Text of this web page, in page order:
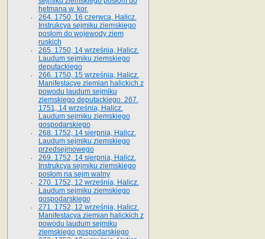
hetmana w. kor.
264. 1750, 16 czerwca, Halicz.
Instrukcya sejmiku ziemskiego
posłom do wojewody ziem
ruskich
265. 1750, 14 września, Halicz.
Laudum sejmiku ziemskiego
deputackiego
266. 1750, 15 września, Halicz.
Manifestacye ziemian halickich z
powodu laudum sejmiku
ziemskiego deputackiego. 267.
1751, 14 września, Halicz.
Laudum sejmiku ziemskiego
gospodarskiego
268. 1752, 14 sierpnia, Halicz.
Laudum sejmiku ziemskiego
przedsejmowego
269. 1752, 14 sierpnia, Halicz.
Instrukcya sejmiku ziemskiego
posłom na sejm walny
270. 1752, 12 września, Halicz.
Laudum sejmiku ziemskiego
gospodarskiego
271. 1752, 12 września, Halicz.
Manifestacya ziemian halickich z
powodu laudum sejmiku
ziemskiego gospodarskiego